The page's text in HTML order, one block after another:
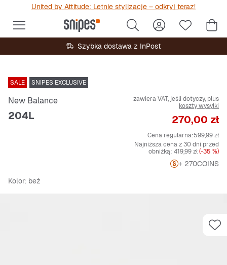
United by Attitude: Letnie stylizacje – odkryj teraz!
Szybka dostawa z InPost
SALE SNIPES EXCLUSIVE
New Balance
204L
zawiera VAT, jeśli dotyczy, plus
koszty wysyłki
Cena
270,00 zł
Cena regularna:599,99 zł
Najniższa cena z 30 dni przed
obniżką: 419,99 zł(-35 %)
+ 270COINS
Kolor: beż